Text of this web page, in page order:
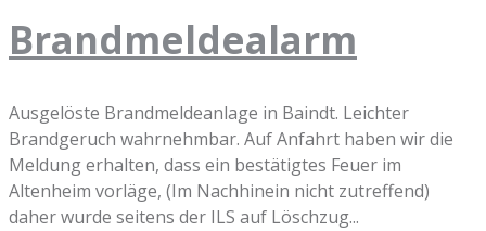
Brandmeldealarm
Ausgelöste Brandmeldeanlage in Baindt. Leichter
Brandgeruch wahrnehmbar. Auf Anfahrt haben wir die
Meldung erhalten, dass ein bestätigtes Feuer im
Altenheim vorläge, (Im Nachhinein nicht zutreffend)
daher wurde seitens der ILS auf Löschzug...